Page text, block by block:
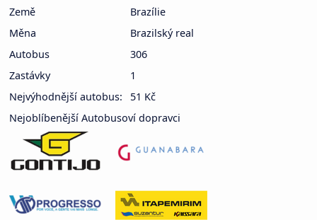
Země
Brazílie
Měna
Brazilský real
Autobus
306
Zastávky
1
Nejvýhodnější autobus:
51 Kč
Nejoblíbenější Autobusoví dopravci